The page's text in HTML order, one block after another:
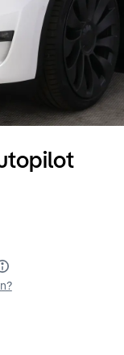
Räckvidd enligt WLTP